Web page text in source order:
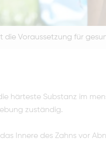
die Voraussetzung für
härteste Substanz im
zuständig.
Innere des Zahns vor